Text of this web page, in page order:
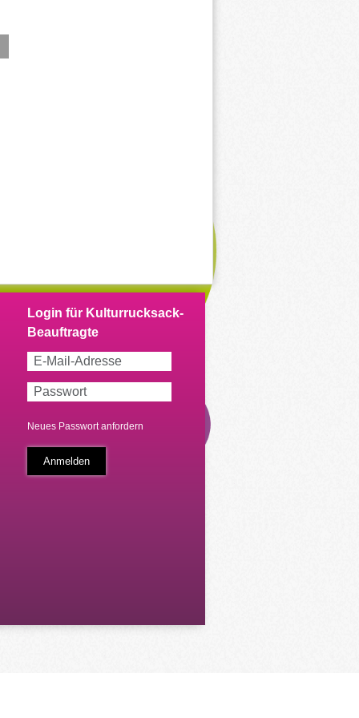
Neues Passwort anfordern